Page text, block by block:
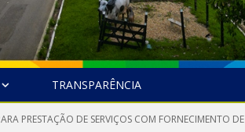
TRANSPARÊNCIA
PRESTAÇÃO DE SERVIÇOS COM FORNECIMENTO DE